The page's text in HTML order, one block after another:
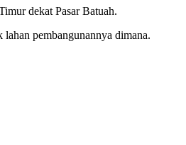
dekat Pasar Batuah.
pembangunannya dimana.